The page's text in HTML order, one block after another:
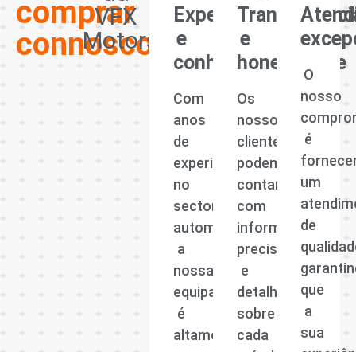
comprar
connosco?
VFX
Motors
Experiência
e
conhecimento
Com
anos
de
experiência
no
sector
automóvel,
a
nossa
equipa
é
altamente
e
honestidade
Os
nossos
clientes
podem
contar
com
informações
precisas
e
detalhadas
sobre
cada
O
nosso
é
um
de
que
a
sua